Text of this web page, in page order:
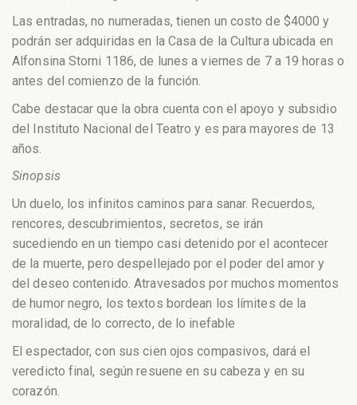
Las entradas, no numeradas, tienen un costo de $4000 y
podrán ser adquiridas en la Casa de la Cultura ubicada en
Alfonsina Storni 1186, de lunes a viernes de 7 a 19 horas o
antes del comienzo de la función.
Cabe destacar que la obra cuenta con el apoyo y subsidio
del Instituto Nacional del Teatro y es para mayores de 13
años.
Sinopsis
Un duelo, los infinitos caminos para sanar. Recuerdos,
rencores, descubrimientos, secretos, se irán
sucediendo en un tiempo casi detenido por el acontecer
de la muerte, pero despellejado por el poder del amor y
del deseo contenido. Atravesados por muchos momentos
de humor negro, los textos bordean los límites de la
moralidad, de lo correcto, de lo inefable
El espectador, con sus cien ojos compasivos, dará el
veredicto final, según resuene en su cabeza y en su
corazón.